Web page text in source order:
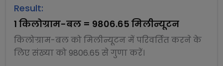
Result:
1 किलोग्राम-बल = 9806.65 मिलीन्यूटन
किलोग्राम-बलकोमिलीन्यूटनमें परिवर्तित करने के
लिए संख्या को 9806.65 सेगुणाकरें।